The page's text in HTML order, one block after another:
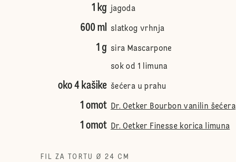
1 kg jagoda
600 ml slatkog vrhnja
1 g sira Mascarpone
sok od 1 limuna
oko 4 kašike šećera u prahu
1 omot Dr. Oetker Bourbon vanilin šećera
1 omot Dr. Oetker Finesse korica limuna
FIL ZA TORTU Ø 24 CM